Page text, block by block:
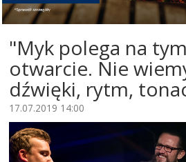
"Myk polega na
otwarcie. Nie
dźwięki, rytm,
17.07.2019 14:00